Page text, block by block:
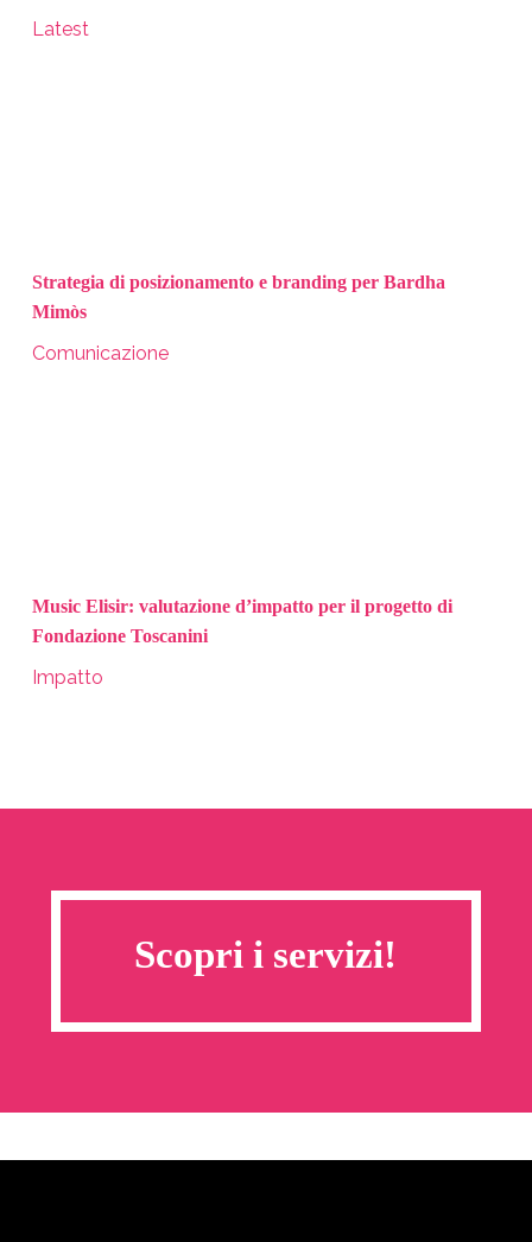
Latest
Strategia di posizionamento e branding per Bardha
Mimòs
Comunicazione
Music Elisir: valutazione d’impatto per il progetto di
Fondazione Toscanini
Impatto
Scopri i servizi!